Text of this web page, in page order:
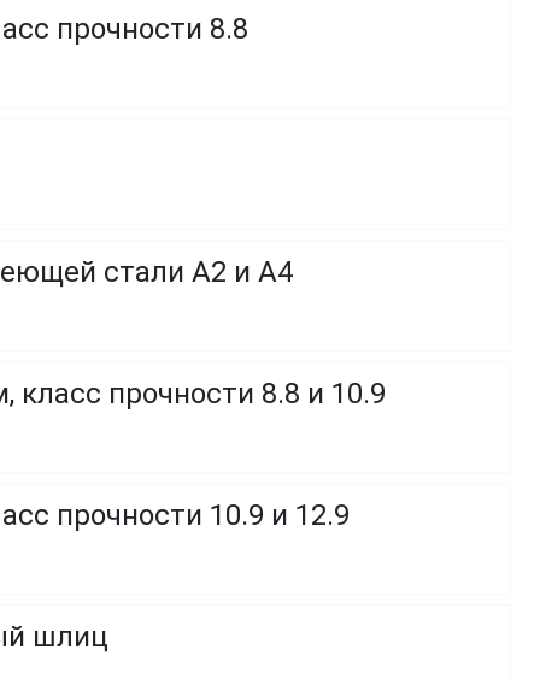
прочности 8.8
стали A2 и A4
прочности 8.8 и 10.9
прочности 10.9 и 12.9
шлиц